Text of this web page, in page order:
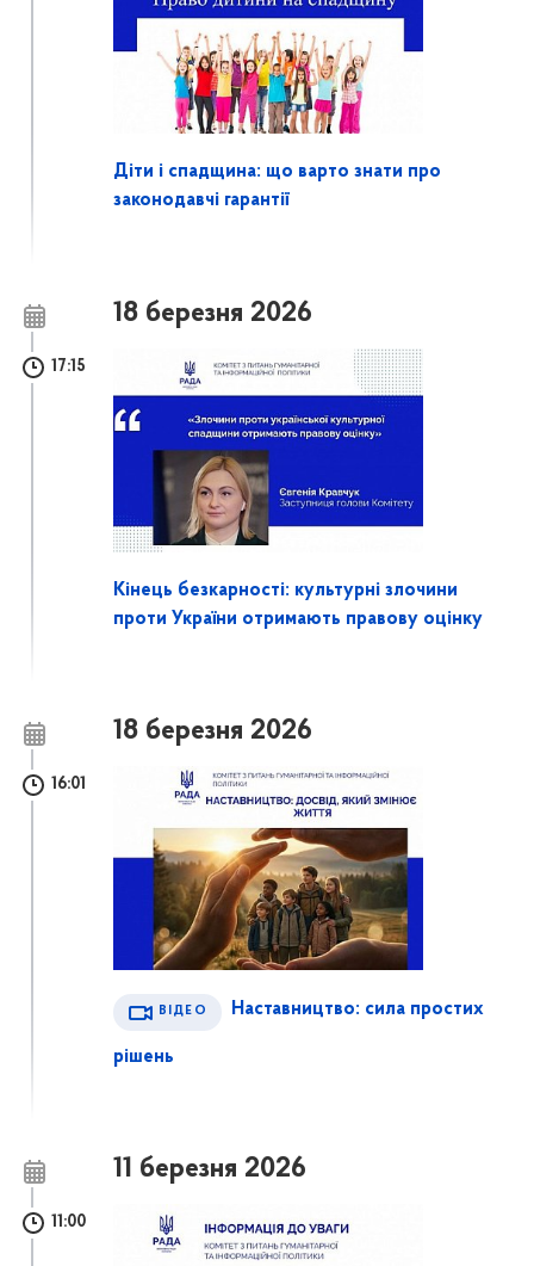
Діти і спадщина: що варто знати про
законодавчі гарантії
18 березня 2026
17:15
Кінець безкарності: культурні злочини
проти України отримають правову оцінку
18 березня 2026
16:01
ВІДЕО Наставництво: сила простих
рішень
11 березня 2026
11:00